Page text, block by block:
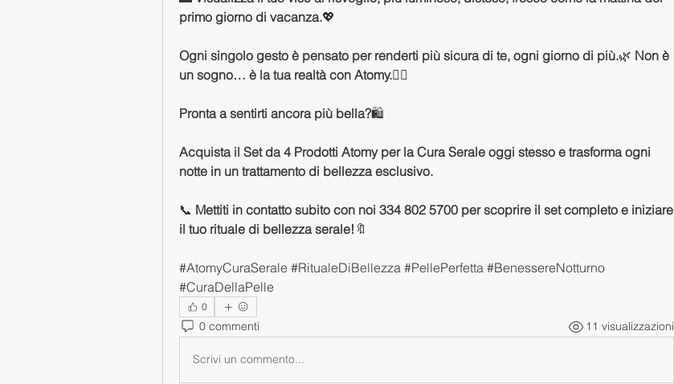
primo giorno di vacanza.💖
Ogni singolo gesto è pensato per renderti più sicura di te, ogni giorno di più.🌿 Non è
un sogno… è la tua realtà con Atomy.💁‍♀️
Pronta a sentirti ancora più bella?🛍️
Acquista il Set da 4 Prodotti Atomy per la Cura Serale oggi stesso e trasforma ogni
notte in un trattamento di bellezza esclusivo.
📞 Mettiti in contatto subito con noi 334 802 5700 per scoprire il set completo e iniziare
il tuo rituale di bellezza serale! 🔖
#AtomyCuraSerale #RitualeDiBellezza #PellePerfetta #BenessereNotturno
#CuraDellaPelle
0
0 commenti 11 visualizzazioni
Scrivi un commento...